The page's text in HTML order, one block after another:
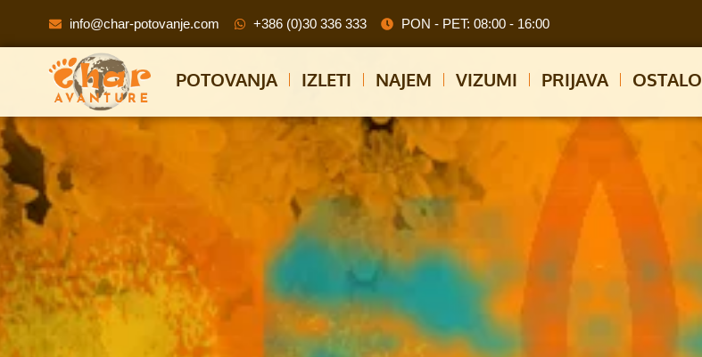
info@char-potovanje.com +386 (0)30 336 333 PON - PET: 08:00 - 16:00
POTOVANJA IZLETI NAJEM VIZUMI PRIJAVA OSTALO